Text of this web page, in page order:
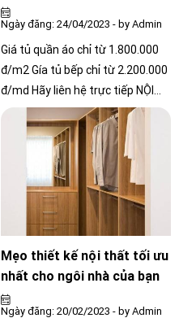
Ngày đăng: 24/04/2023 - by Admin
Giá tủ quần áo chỉ từ 1.800.000
đ/m2 Gía tủ bếp chỉ từ 2.200.000
đ/md Hãy liên hệ trực tiếp NỘI
THẤT CÔNG CHÍNH để nhận báo
giá tốt nhất.
Mẹo thiết kế nội thất tối ưu
nhất cho ngôi nhà của bạn
Ngày đăng: 20/02/2023 - by Admin